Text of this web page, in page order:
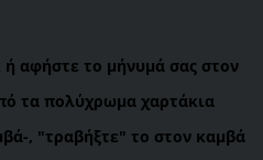
αφήστε το μήνυμά σας στον
τα πολύχρωμα χαρτάκια
, "τραβήξτε" το στον καμβά